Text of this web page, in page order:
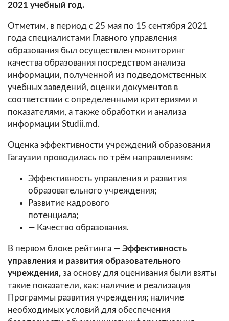
2021 учебный год.
Отметим, в период с 25 мая по 15 сентября 2021
года специалистами Главного управления
образования был осуществлен мониторинг
качества образования посредством анализа
информации, полученной из подведомственных
учебных заведений, оценки документов в
соответствии с определенными критериями и
показателями, а также обработки и анализа
информации Studii.md.
Оценка эффективности учреждений образования
Гагаузии проводилась по трём направлениям:
Эффективность управления и развития
образовательного учреждения;
Развитие кадрового
потенциала;
— Качество образования.
В первом блоке рейтинга — Эффективность
управления и развития образовательного
учреждения, за основу для оценивания были взяты
такие показатели, как: наличие и реализация
Программы развития учреждения; наличие
необходимых условий для обеспечения